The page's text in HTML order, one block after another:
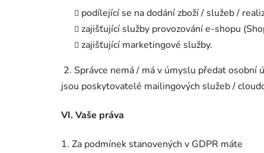
podílející se na dodání zboží / služeb /
zajišťující služby provozování e-shopu
zajišťující marketingové služby.
2. Správce nemá / má v úmyslu předat osobní
jsou poskytovatelé mailingových služeb /
VI. Vaše práva
1. Za podmínek stanovených v GDPR máte